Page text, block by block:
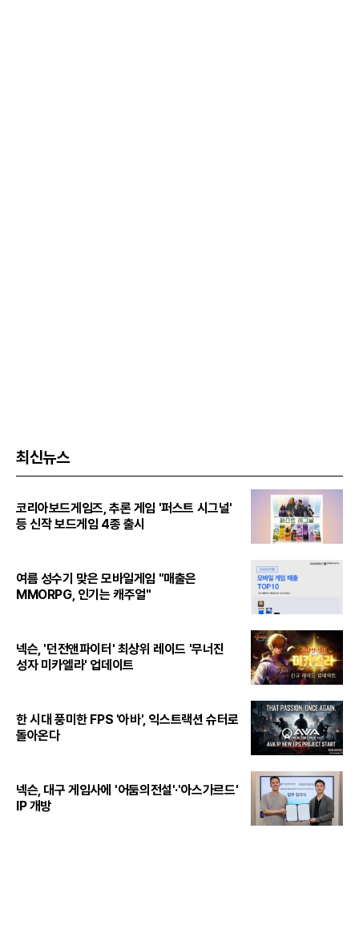
최신뉴스
코리아보드게임즈, 추론 게임 '퍼스트 시그널'
등 신작 보드게임 4종 출시
여름 성수기 맞은 모바일게임 "매출은
MMORPG, 인기는 캐주얼"
넥슨, '던전앤파이터' 최상위 레이드 '무너진
성자 미카엘라' 업데이트
한 시대 풍미한 FPS '아바', 익스트랙션 슈터로
돌아온다
넥슨, 대구 게임사에 '어둠의전설'·'아스가르드'
IP 개방